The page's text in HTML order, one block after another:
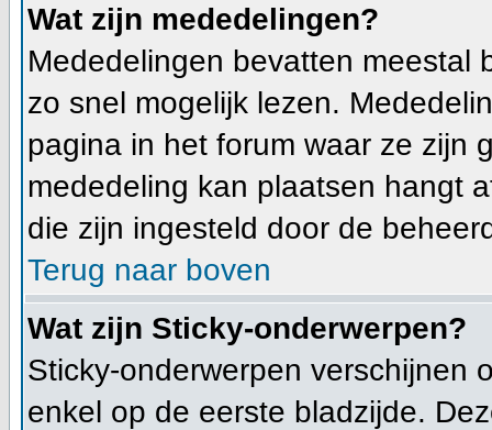
Wat zijn mededelingen?
Mededelingen bevatten meestal
zo snel mogelijk lezen.
pagina in het forum waar ze zijn
mededeling kan plaatsen hangt
die zijn ingesteld door de
Terug naar boven
Wat zijn Sticky-onderwerpen?
Sticky-onderwerpen verschijnen
enkel op de eerste bladzijde.